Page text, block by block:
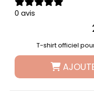
0 avis
T-shirt officiel